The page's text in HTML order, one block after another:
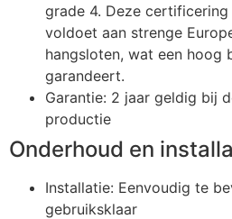
grade 4. Deze
voldoet aan strenge
hangsloten, wat een hoog
garandeert.
Garantie: 2 jaar geldig bij
productie
Onderhoud en
Installatie: Eenvoudig te
gebruiksklaar